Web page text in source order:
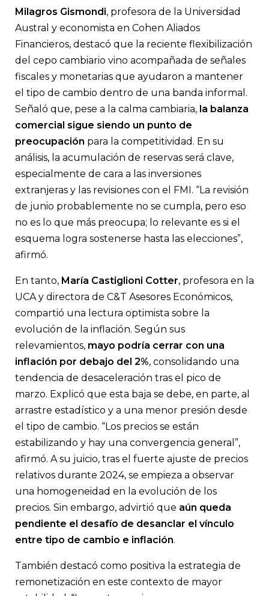
Milagros Gismondi, profesora de la Universidad
Austral y economista en Cohen Aliados
Financieros, destacó que la reciente flexibilización
del cepo cambiario vino acompañada de señales
fiscales y monetarias que ayudaron a mantener
el tipo de cambio dentro de una banda informal.
Señaló que, pese a la calma cambiaria, la balanza
comercial sigue siendo un punto de
preocupación para la competitividad. En su
análisis, la acumulación de reservas será clave,
especialmente de cara a las inversiones
extranjeras y las revisiones con el FMI. “La revisión
de junio probablemente no se cumpla, pero eso
no es lo que más preocupa; lo relevante es si el
esquema logra sostenerse hasta las elecciones”,
afirmó.
En tanto, María Castiglioni Cotter, profesora en la
UCA y directora de C&T Asesores Económicos,
compartió una lectura optimista sobre la
evolución de la inflación. Según sus
relevamientos, mayo podría cerrar con una
inflación por debajo del 2%, consolidando una
tendencia de desaceleración tras el pico de
marzo. Explicó que esta baja se debe, en parte, al
arrastre estadístico y a una menor presión desde
el tipo de cambio. “Los precios se están
estabilizando y hay una convergencia general”,
afirmó. A su juicio, tras el fuerte ajuste de precios
relativos durante 2024, se empieza a observar
una homogeneidad en la evolución de los
precios. Sin embargo, advirtió que aún queda
pendiente el desafío de desanclar el vínculo
entre tipo de cambio e inflación.
También destacó como positiva la estrategia de
remonetización en este contexto de mayor